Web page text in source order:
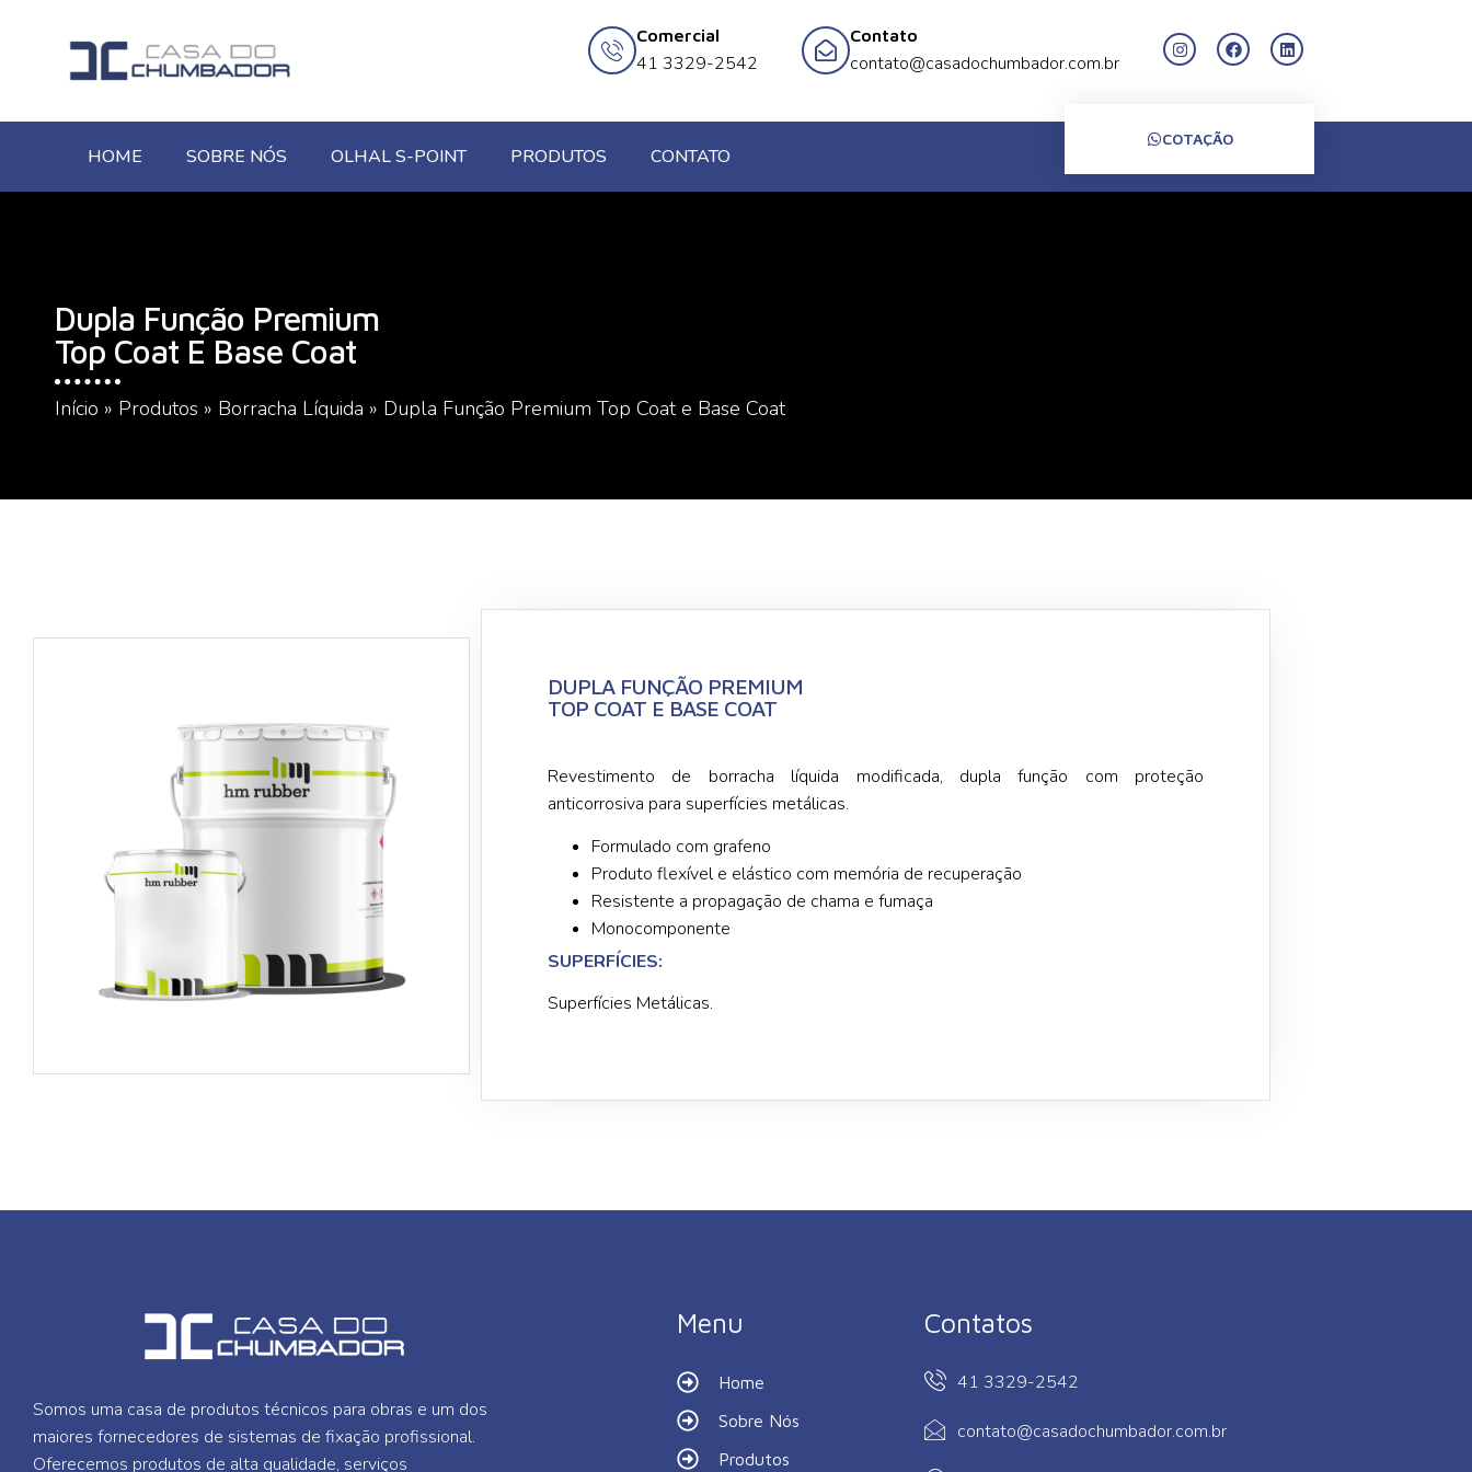
Comercial
41 3329-2542
Contato
contato@casadochumbador.com.br
HOME SOBRE NÓS OLHAL S-POINT PRODUTOS CONTATO
COTAÇÃO
Dupla Função Premium
Top Coat E Base Coat
Início » Produtos » Borracha Líquida » Dupla Função Premium Top Coat e Base Coat
DUPLA FUNÇÃO PREMIUM
TOP COAT E BASE COAT
Revestimento de borracha líquida modificada, dupla função com proteção
anticorrosiva para superfícies metálicas.
Formulado com grafeno
Produto flexível e elástico com memória de recuperação
Resistente a propagação de chama e fumaça
Monocomponente
SUPERFÍCIES:
Superfícies Metálicas.
Somos uma casa de produtos técnicos para obras e um dos
maiores fornecedores de sistemas de fixação profissional.
Oferecemos produtos de alta qualidade, serviços
Menu
Home
Sobre Nós
Produtos
Contatos
41 3329-2542
contato@casadochumbador.com.br